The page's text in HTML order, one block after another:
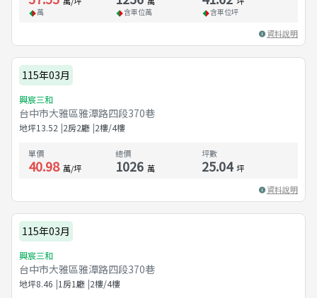
萬 含車位萬 含車位坪
資料說明
115年03月
興宸三和
台中市大雅區雅潭路四段370巷
地坪13.52 2房2廳 2樓/4樓
單價
40.98 萬/坪
總價
1026 萬
坪數
25.04 坪
資料說明
115年03月
興宸三和
台中市大雅區雅潭路四段370巷
地坪8.46 1房1廳 2樓/4樓